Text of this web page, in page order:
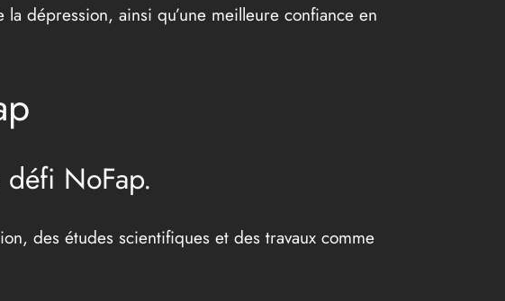
dépression, ainsi qu’une meilleure confiance en
NoFap.
des études scientifiques et des travaux comme